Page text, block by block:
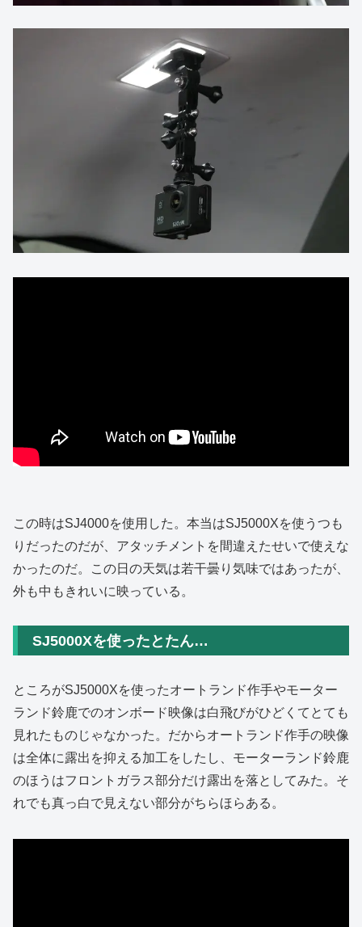
この時はSJ4000を使用した。本当はSJ5000Xを使うつも
りだったのだが、アタッチメントを間違えたせいで使えな
かったのだ。この日の天気は若干曇り気味ではあったが、
外も中もきれいに映っている。
SJ5000Xを使ったとたん…
ところがSJ5000Xを使ったオートランド作手やモーター
ランド鈴鹿でのオンボード映像は白飛びがひどくてとても
見れたものじゃなかった。だからオートランド作手の映像
は全体に露出を抑える加工をしたし、モーターランド鈴鹿
のほうはフロントガラス部分だけ露出を落としてみた。そ
れでも真っ白で見えない部分がちらほらある。